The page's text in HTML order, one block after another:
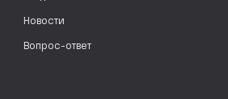
Новости
Вопрос-ответ